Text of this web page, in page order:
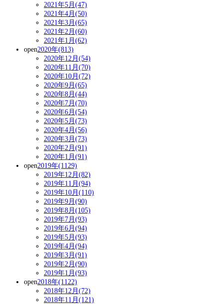
2021年5月(47)
2021年4月(50)
2021年3月(65)
2021年2月(60)
2021年1月(62)
open2020年(813)
2020年12月(54)
2020年11月(70)
2020年10月(72)
2020年9月(65)
2020年8月(44)
2020年7月(70)
2020年6月(54)
2020年5月(73)
2020年4月(56)
2020年3月(73)
2020年2月(91)
2020年1月(91)
open2019年(1129)
2019年12月(82)
2019年11月(94)
2019年10月(110)
2019年9月(90)
2019年8月(105)
2019年7月(93)
2019年6月(94)
2019年5月(93)
2019年4月(94)
2019年3月(91)
2019年2月(90)
2019年1月(93)
open2018年(1122)
2018年12月(72)
2018年11月(121)